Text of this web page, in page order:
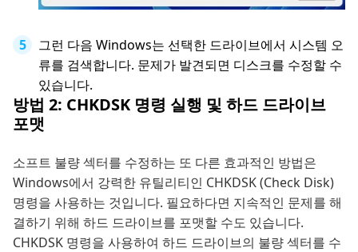
그런 다음 Windows는 선택한 드라이브에서 시스템 오
류를 검색합니다. 문제가 발견되면 디스크를 수정할 수
있습니다.
방법 2: CHKDSK 명령 실행 및 하드 드라이브
포맷
소프트 불량 섹터를 수정하는 또 다른 효과적인 방법은
Windows에서 강력한 유틸리티인 CHKDSK (Check Disk)
명령을 사용하는 것입니다. 필요하다면 지속적인 문제를 해
결하기 위해 하드 드라이브를 포맷할 수도 있습니다.
CHKDSK 명령을 사용하여 하드 드라이브의 불량 섹터를 수